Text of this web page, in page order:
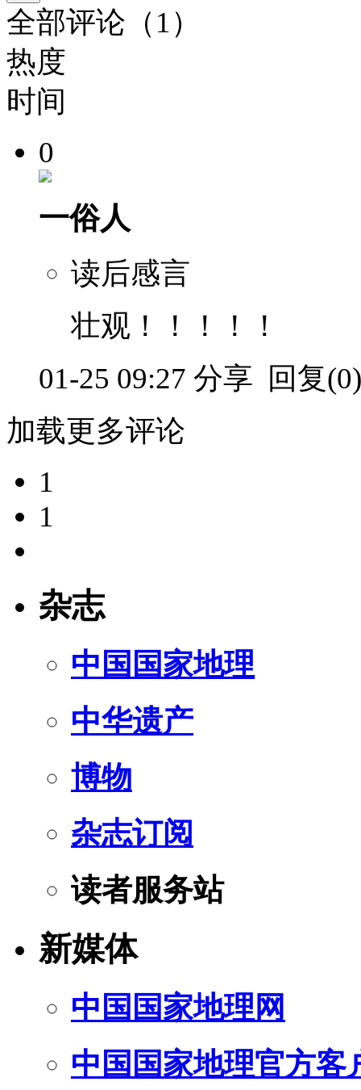
全部评论（1）
热度
时间
0
一俗人
读后感言
壮观！！！！！
01-25 09:27 分享
回复(0)
加载更多评论
1
1
杂志
中国国家地理
中华遗产
博物
杂志订阅
读者服务站
新媒体
中国国家地理网
中国国家地理官方客